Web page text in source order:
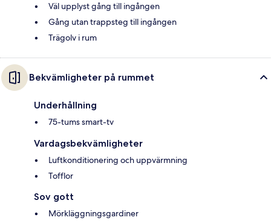
Väl upplyst gång till ingången
Gång utan trappsteg till ingången
Trägolv i rum
Bekvämligheter på rummet
Underhållning
75-tums smart-tv
Vardagsbekvämligheter
Luftkonditionering och uppvärmning
Tofflor
Sov gott
Mörkläggningsgardiner